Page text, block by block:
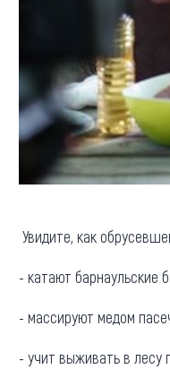
Увидите, как
- катают барнаульские
- массируют медом
- учит выживать в лесу